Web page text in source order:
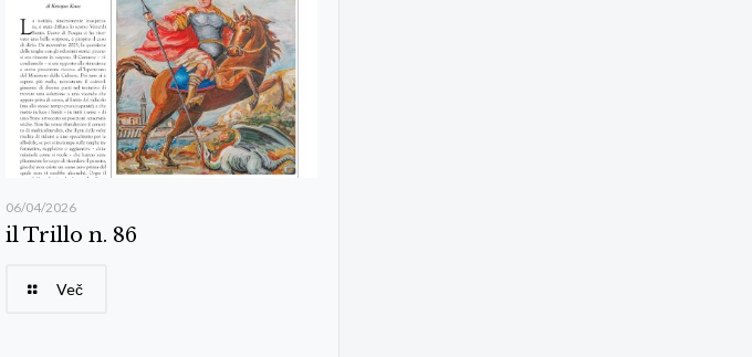
06/04/2026
il Trillo n. 86
Več